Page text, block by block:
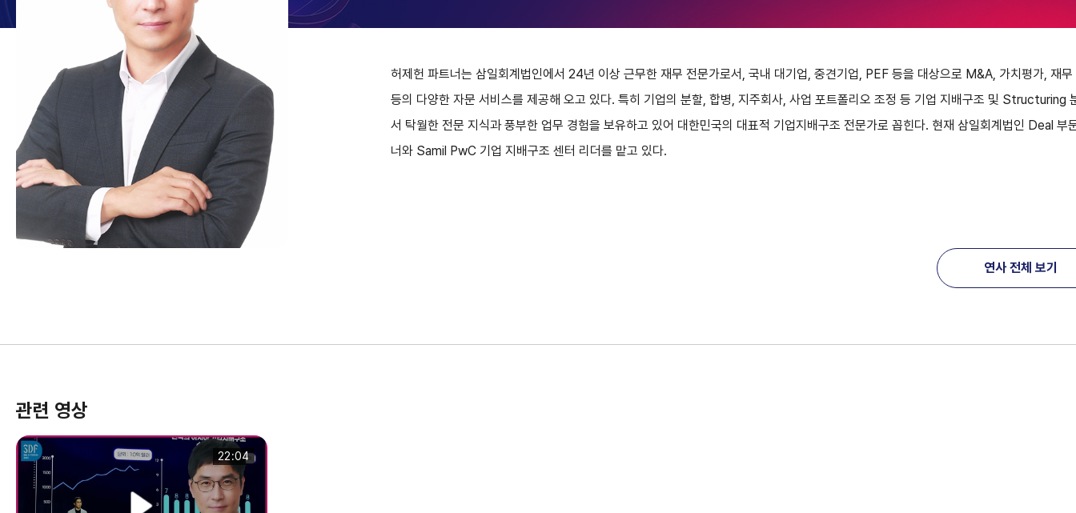
허제헌 파트너는 삼일회계법인에서 24년 이상 근무한 재무 전문가로서, 국내 대기업, 중견기업, PEF 등을 대상으로 M&A, 가치평가, 재무
등의 다양한 자문 서비스를 제공해 오고 있다. 특히 기업의 분할, 합병, 지주회사, 사업 포트폴리오 조정 등 기업 지배구조 및 Structuring
서 탁월한 전문 지식과 풍부한 업무 경험을 보유하고 있어 대한민국의 대표적 기업지배구조 전문가로 꼽힌다. 현재 삼일회계법인 Deal 부
너와 Samil PwC 기업 지배구조 센터 리더를 맡고 있다.
연사 전체 보기
관련 영상
22:04